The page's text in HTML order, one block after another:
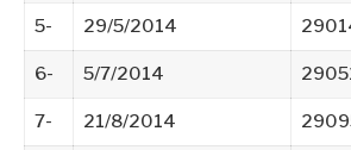
5- 29/5/2014
6- 5/7/2014
7- 21/8/2014